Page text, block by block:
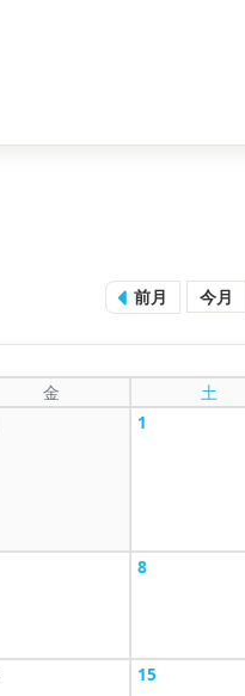
前月 今月
金
土
1
8
15